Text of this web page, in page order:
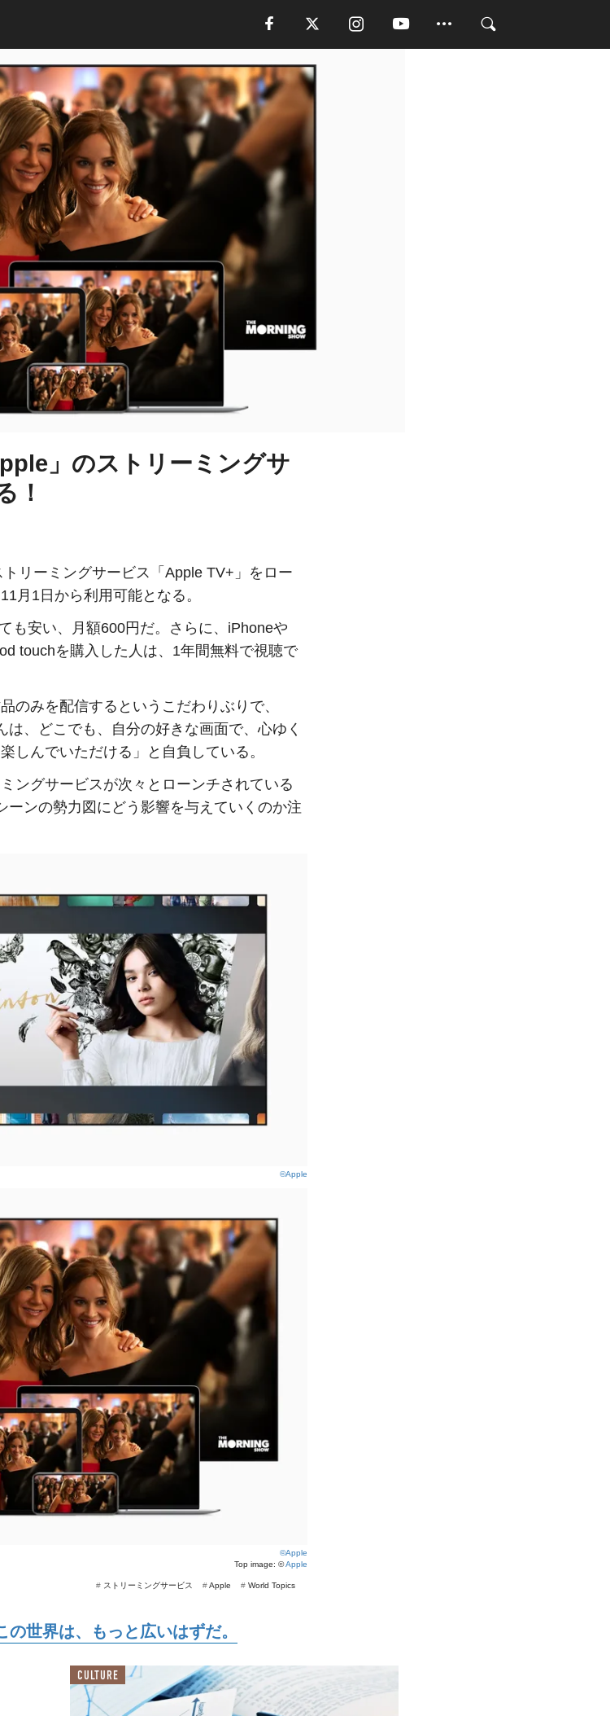
」のストリーミングサ
！
リーミングサービス「Apple TV+」をロー
月1日から利用可能となる。
も安い、月額600円だ。さらに、iPhoneや
touchを購入した人は、1年間無料で視聴で
のみを配信するというこだわりぶりで、
は、どこでも、自分の好きな画面で、心ゆく
しんでいただける」と自負している。
ングサービスが次々とローンチされている
ーンの勢力図にどう影響を与えていくのか注
©Apple
©Apple
Top image: ©Apple
# World Topics
#Apple
# ストリーミングサービス
世界は、もっと広いはずだ。
CULTURE